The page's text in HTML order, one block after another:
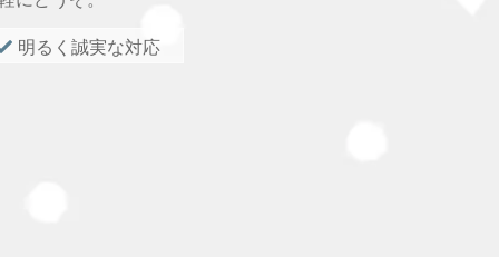
明るく誠実な対応